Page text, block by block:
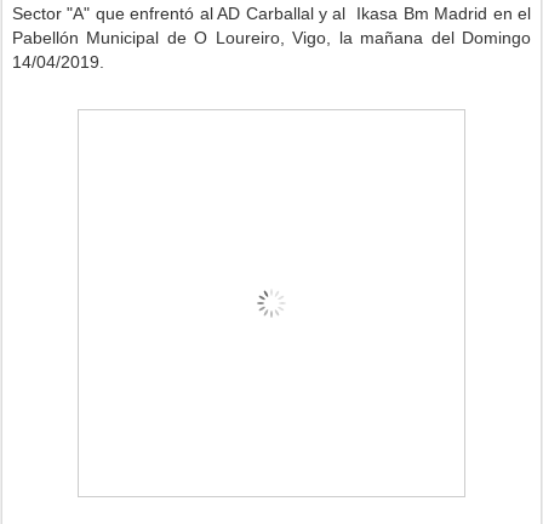
Sector "A" que enfrentó al AD Carballal y al Ikasa Bm Madrid en el
Pabellón Municipal de O Loureiro, Vigo, la mañana del Domingo
14/04/2019.